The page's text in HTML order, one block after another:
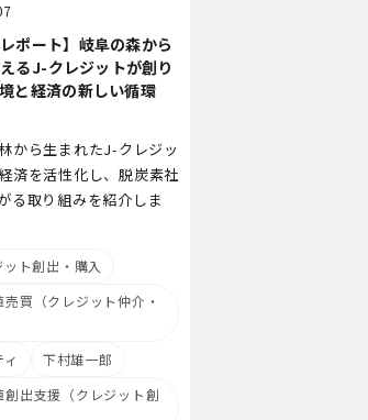
レポート】岐阜の森から
る――J-クレジットが創り
と経済の新しい循環
から生まれたJ-クレジッ
済を活性化し、脱炭素社
る取り組みを紹介しま
ト創出・購入
売買（クレジット仲介・
下村雄一郎
創出支援（クレジット創